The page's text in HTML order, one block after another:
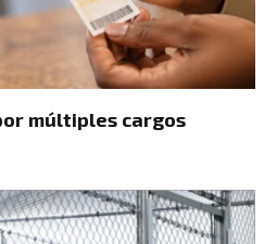
múltiples cargos